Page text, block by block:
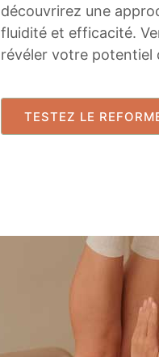
découvrirez une
fluidité et efficacité.
révéler votre potentiel
TESTEZ LE